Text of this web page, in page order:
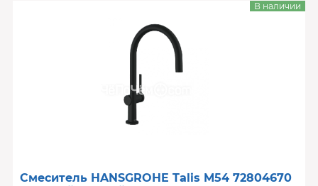
Смеситель HANSGROHE Talis M54 72804670
В наличии